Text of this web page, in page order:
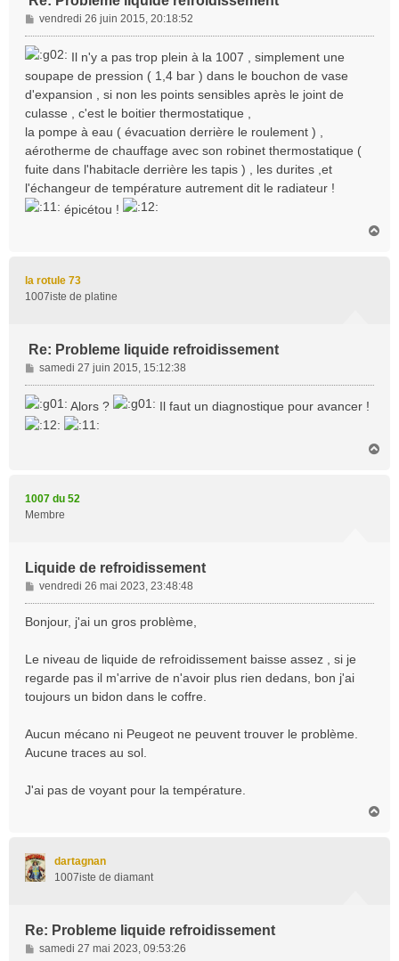
M
e
s
a
g
e
vendredi 26 juin 2015, 20:18:52
Il n'y a pas trop plein à la 1007 , simplement une
soupape de pression ( 1,4 bar ) dans le bouchon de vase
d'expansion , si non les points sensibles après le joint de
culasse , c'est le boitier thermostatique ,
la pompe à eau ( évacuation derrière le roulement ) ,
aérotherme de chauffage avec son robinet thermostatique (
fuite dans l'habitacle derrière les tapis ) , les durites ,et
l'échangeur de température autrement dit le radiateur !
épicétou !
la rotule 73
1007iste de platine
Re: Probleme liquide refroidissement
M
e
s
s
a
samedi 27 juin 2015, 15:12:38
Alors ? Il faut un diagnostique pour avancer !
1007 du 52
Membre
Liquide de refroidissement
M
e
s
g
e
vendredi 26 mai 2023, 23:48:48
Bonjour, j'ai un gros problème,
Le niveau de liquide de refroidissement baisse assez , si je
regarde pas il m'arrive de n'avoir plus rien dedans, bon j'ai
toujours un bidon dans le coffre.
Aucun mécano ni Peugeot ne peuvent trouver le problème.
Aucune traces au sol.
J'ai pas de voyant pour la température.
dartagnan
1007iste de diamant
Re: Probleme liquide refroidissement
M
samedi 27 mai 2023, 09:53:26